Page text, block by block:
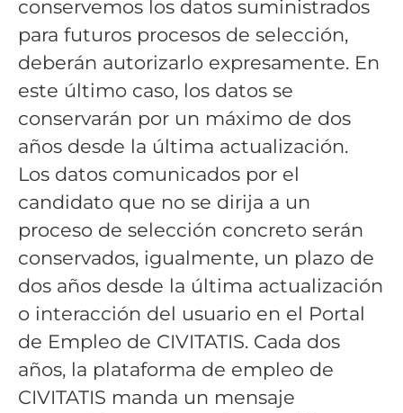
conservemos los datos suministrados
para futuros procesos de selección,
deberán autorizarlo expresamente. En
este último caso, los datos se
conservarán por un máximo de dos
años desde la última actualización.
Los datos comunicados por el
candidato que no se dirija a un
proceso de selección concreto serán
conservados, igualmente, un plazo de
dos años desde la última actualización
o interacción del usuario en el Portal
de Empleo de CIVITATIS. Cada dos
años, la plataforma de empleo de
CIVITATIS manda un mensaje